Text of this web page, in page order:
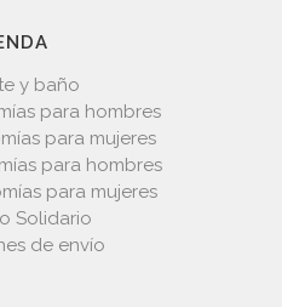
y baño
para hombres
para mujeres
para hombres
para mujeres
Solidario
de envío